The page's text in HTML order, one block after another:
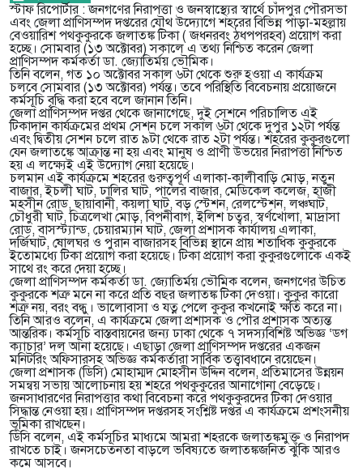
স্টাফ রিপোর্টার : জনগণের নিরাপত্তা ও জনস্বাস্থ্যের স্বার্থে চাঁদপুর পৌরসভা
এবং জেলা প্রাণিসম্পদ দপ্তরের যৌথ উদ্যোগে শহরের বিভিন্ন পাড়া-মহল্লায়
বেওয়ারিশ পথকুকুরকে জলাতঙ্ক টিকা ( জধনরবং ঠধপপরহব) প্রয়োগ করা
হচ্ছে। সোমবার (১৩ অক্টোবর) সকালে এ তথ্য নিশ্চিত করেন জেলা
প্রাণিসম্পদ কর্মকর্তা ডা. জ্যোতির্ময় ভৌমিক।
তিনি বলেন, গত ১০ অক্টোবর সকাল ৬টা থেকে শুরু হওয়া এ কার্যক্রম
চলবে সোমবার (১৩ অক্টোবর) পর্যন্ত। তবে পরিস্থিতি বিবেচনায় প্রয়োজনে
কর্মসূচি বৃদ্ধি করা হবে বলে জানান তিনি।
জেলা প্রাণিসম্পদ দপ্তর থেকে জানাগেছে, দুই সেশনে পরিচালিত এই
টিকাদান কার্যক্রমের প্রথম সেশন চলে সকাল ৬টা থেকে দুপুর ১২টা পর্যন্ত
এবং দ্বিতীয় সেশন চলে রাত ৯টা থেকে রাত ২টা পর্যন্ত। শহরের কুকুরগুলো
যেন জলাতঙ্কে আক্রান্ত না হয় এবং মানুষ ও প্রাণী উভয়ের নিরাপত্তা নিশ্চিত
হয় এ লক্ষ্যেই এই উদ্যোগ নেয়া হয়েছে।
চলমান এই কার্যক্রমে শহরের গুরুত্বপূর্ণ এলাকা-কালীবাড়ি মোড়, নতুন
বাজার, ইচলী ঘাট, ঢালির ঘাট, পালের বাজার, মেডিকেল কলেজ, হাজী
মহসীন রোড, ছায়াবানী, কয়লা ঘাট, বড় স্টেশন, রেলস্টেশন, লঞ্চঘাট,
চৌধুরী ঘাট, চিত্রলেখা মোড়, বিপনীবাগ, ইলিশ চত্বর, স্বর্ণখোলা, মাদ্রাসা
রোড, বাসস্ট্যান্ড, চেয়ারম্যান ঘাট, জেলা প্রশাসক কার্যালয় এলাকা,
দর্জিঘাট, ষোলঘর ও পুরান বাজারসহ বিভিন্ন স্থানে প্রায় শতাধিক কুকুরকে
ইতোমধ্যে টিকা প্রয়োগ করা হয়েছে। টিকা প্রয়োগ করা কুকুরগুলোকে একই
সাথে রং করে দেয়া হচ্ছে।
জেলা প্রাণিসম্পদ কর্মকর্তা ডা. জ্যোতির্ময় ভৌমিক বলেন, জনগণের উচিত
কুকুরকে শত্রু মনে না করে প্রতি বছর জলাতঙ্ক টিকা দেওয়া। কুকুর কারো
শত্রু নয়, বরং বন্ধু। ভালোবাসা ও যত্ন পেলে কুকুর কখনোই ক্ষতি করে না।
তিনি আরও বলেন, এ কার্যক্রমে জেলা প্রশাসক ও পৌর প্রশাসক অত্যন্ত
আন্তরিক। কর্মসূচি বাস্তবায়নের জন্য ঢাকা থেকে ৭ সদস্যবিশিষ্ট অভিজ্ঞ ‘ডগ
ক্যাচার’ দল আনা হয়েছে। এছাড়া জেলা প্রাণিসম্পদ দপ্তরের একজন
মনিটরিং অফিসারসহ অভিজ্ঞ কর্মকর্তারা সার্বিক তত্ত্বাবধানে রয়েছেন।
জেলা প্রশাসক (ডিসি) মোহাম্মদ মোহসীন উদ্দিন বলেন, প্রতিমাসের উন্নয়ন
সমন্বয় সভায় আলোচনায় হয় শহরে পথকুকুরের আনাগোনা বেড়েছে।
জনসাধারণের নিরাপত্তার কথা বিবেচনা করে পথকুকুরদের টিকা দেওয়ার
সিদ্ধান্ত নেওয়া হয়। প্রাণিসম্পদ দপ্তরসহ সংশ্লিষ্ট দপ্তর এ কার্যক্রমে প্রশংসনীয়
ভূমিকা রাখছেন।
ডিসি বলেন, এই কর্মসূচির মাধ্যমে আমরা শহরকে জলাতঙ্কমুক্ত ও নিরাপদ
রাখতে চাই। জনসচেতনতা বাড়লে ভবিষ্যতে জলাতঙ্কজনিত ঝুঁকি আরও
কমে আসবে।